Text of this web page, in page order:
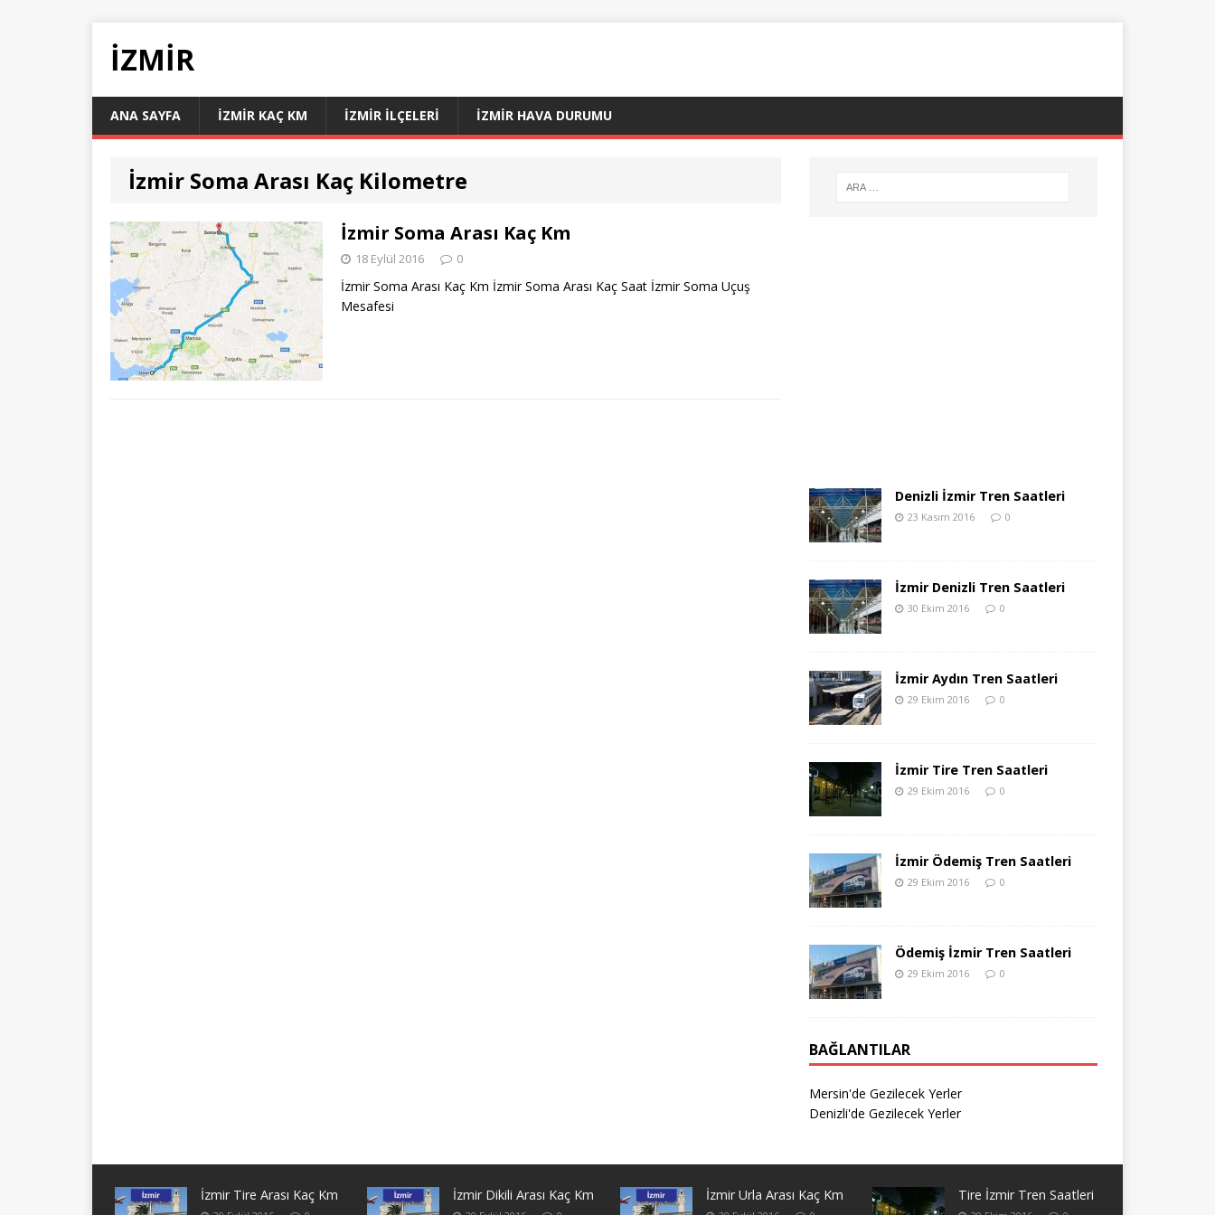
İZMIR
ANA SAYFA İZMIR KAÇ KM İZMIR İLÇELERI İZMIR HAVA DURUMU
İzmir Soma Arası Kaç Kilometre
İzmir Soma Arası Kaç Km
18 Eylül 2016 0
İzmir Soma Arası Kaç Km İzmir Soma Arası Kaç Saat İzmir Soma Uçuş
Mesafesi
Denizli İzmir Tren Saatleri
23 Kasım 2016 0
İzmir Denizli Tren Saatleri
30 Ekim 2016 0
İzmir Aydın Tren Saatleri
29 Ekim 2016 0
İzmir Tire Tren Saatleri
29 Ekim 2016 0
İzmir Ödemiş Tren Saatleri
29 Ekim 2016 0
Ödemiş İzmir Tren Saatleri
29 Ekim 2016 0
BAĞLANTILAR
Mersin'de Gezilecek Yerler
Denizli'de Gezilecek Yerler
İzmir Tire Arası Kaç Km İzmir Dikili Arası Kaç Km İzmir Urla Arası Kaç Km Tire İzmir Tren Saatleri